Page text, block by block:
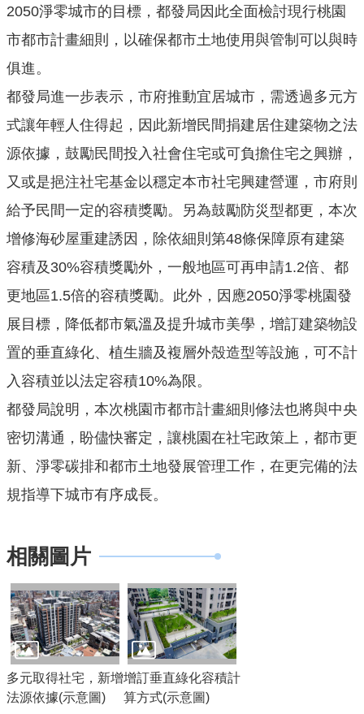
政
資
訊
開
政
服
專
區
都
市
計
畫
回
首
頁
網
站
覽
政
箱
E
n
g
l
i
2050淨零城市的目標，都發局因此全面檢討現行桃園
市都市計畫細則，以確保都市土地使用與管制可以與時
俱進。
都發局進一步表示，市府推動宜居城市，需透過多元方
式讓年輕人住得起，因此新增民間捐建居住建築物之法
源依據，鼓勵民間投入社會住宅或可負擔住宅之興辦，
又或是挹注社宅基金以穩定本市社宅興建營運，市府則
給予民間一定的容積獎勵。另為鼓勵防災型都更，本次
增修海砂屋重建誘因，除依細則第48條保障原有建築
容積及30%容積獎勵外，一般地區可再申請1.2倍、都
更地區1.5倍的容積獎勵。此外，因應2050淨零桃園發
展目標，降低都市氣溫及提升城市美學，增訂建築物設
置的垂直綠化、植生牆及複層外殼造型等設施，可不計
入容積並以法定容積10%為限。
都發局說明，本次桃園市都市計畫細則修法也將與中央
密切溝通，盼儘快審定，讓桃園在社宅政策上，都市更
新、淨零碳排和都市土地發展管理工作，在更完備的法
規指導下城市有序成長。
相關圖片
多元取得社宅，新增
法源依據(示意圖)
增訂垂直綠化容積計
算方式(示意圖)